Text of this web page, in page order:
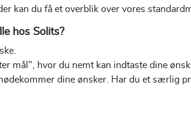
kan du få et overblik over vores
hos Solits?
mål", hvor du nemt kan indtaste dine
dine ønsker. Har du et særlig